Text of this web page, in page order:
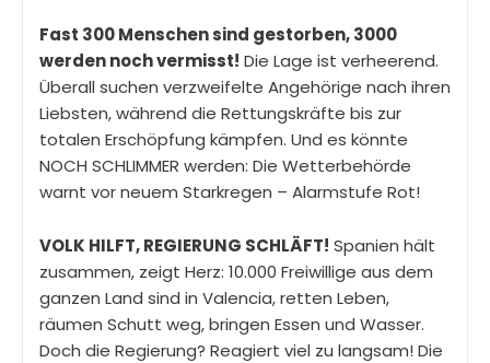
Fast 300 Menschen sind gestorben, 3000
werden noch vermisst! Die Lage ist verheerend.
Überall suchen verzweifelte Angehörige nach ihren
Liebsten, während die Rettungskräfte bis zur
totalen Erschöpfung kämpfen. Und es könnte
NOCH SCHLIMMER werden: Die Wetterbehörde
warnt vor neuem Starkregen – Alarmstufe Rot!
VOLK HILFT, REGIERUNG SCHLÄFT! Spanien hält
zusammen, zeigt Herz: 10.000 Freiwillige aus dem
ganzen Land sind in Valencia, retten Leben,
räumen Schutt weg, bringen Essen und Wasser.
Doch die Regierung? Reagiert viel zu langsam! Die